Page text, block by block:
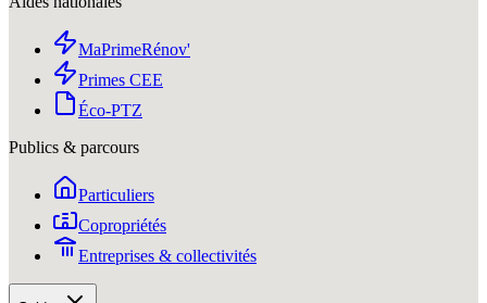
MaPrimeRénov'
Primes CEE
Éco-PTZ
Publics & parcours
Particuliers
Copropriétés
Entreprises & collectivités